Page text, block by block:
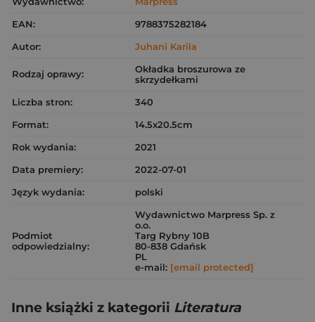
EAN:
9788375282184
Autor:
Juhani Karila
Rodzaj oprawy:
Okładka broszurowa ze
skrzydełkami
Liczba stron:
340
Format:
14.5x20.5cm
Rok wydania:
2021
Data premiery:
2022-07-01
Język wydania:
polski
Podmiot
odpowiedzialny:
Wydawnictwo Marpress Sp. z
o.o.
Targ Rybny 10B
80-838 Gdańsk
PL
e-mail: [email protected]
Inne książki z kategorii Literatura